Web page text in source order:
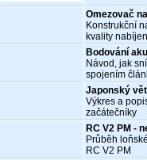
Omezovač
Konstrukční
kvality
Bodování
Návod, jak
spojením
Japonský
Výkres a
začátečníky
RC V2 PM -
Průběh
RC V2 PM